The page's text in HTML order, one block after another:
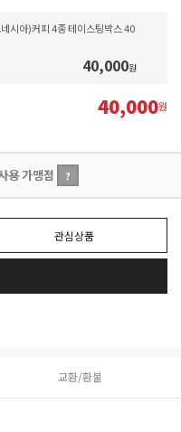
시아)커피 4종 테이스팅박스 40
40,000원
40,000원
용 가맹점 ?
관심상품
교환/환불